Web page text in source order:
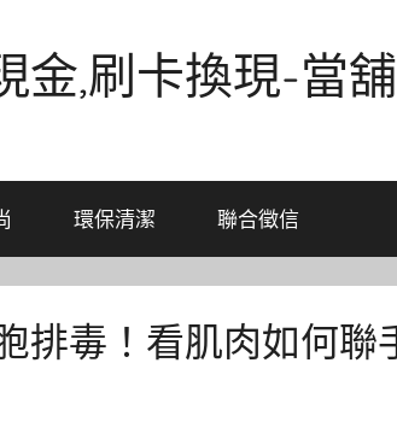
金,刷卡換現-當舖
環保清潔 聯合徵信
排毒！看肌肉如何聯